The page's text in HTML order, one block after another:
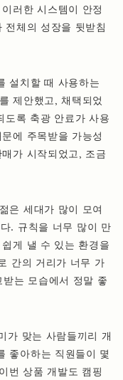
러한 시스템이 안정
체의 성장을 뒷받침
설치할 때 사용하는
제안했고, 채택되었
도록 축광 안료가 사용
에 주목받을 가능성
가 시작되었고, 조금
은 세대가 많이 모여
. 규칙을 너무 많이 만
게 낼 수 있는 환경을
간의 거리가 너무 가
는 모습에서 정말 좋
가 맞는 사람들끼리 개
좋아하는 직원들이 몇
번 상품 개발도 캠핑